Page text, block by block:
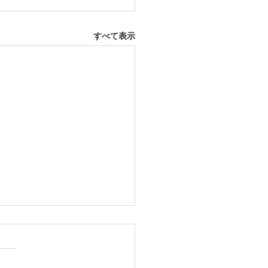
すべて表示
日 大府市
とんレンタルご予約いただ